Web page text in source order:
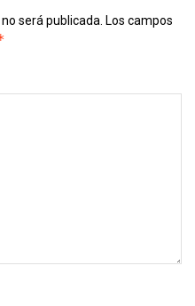
será publicada. Los campos